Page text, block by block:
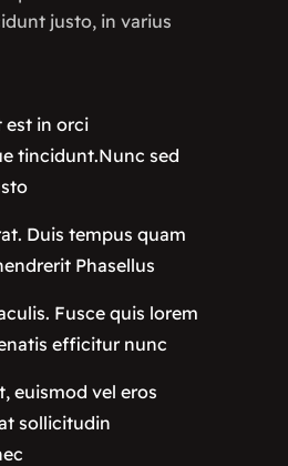
justo, in varius
est in orci
tincidunt.Nunc sed
Duis tempus quam
Phasellus
Fusce quis lorem
efficitur nunc
euismod vel eros
sollicitudin